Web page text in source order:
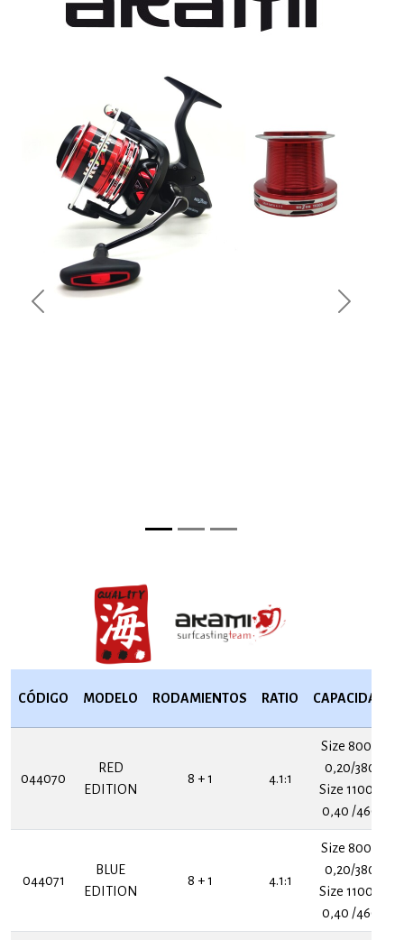
Previous Next
CÓDIGO MODELO RODAMIENTOS RATIO CAPACIDAD
044070
RED
EDITION
8 + 1 4.1:1
Size 8000
0,20/380
Size 11000
0,40 /460
044071
BLUE
EDITION
8 + 1 4.1:1
Size 8000
0,20/380
Size 11000
0,40 /460